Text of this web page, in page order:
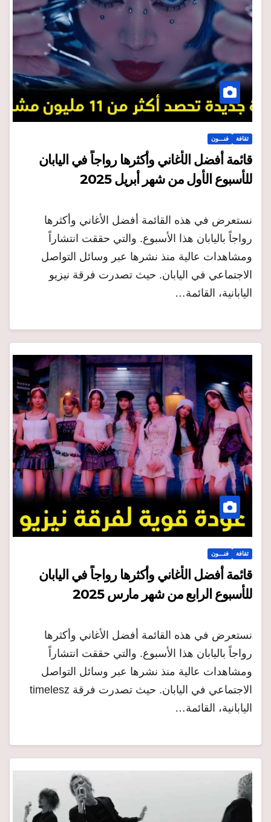
ثقافة فنـــون
قائمة أفضل الأغاني وأكثرها رواجاً في اليابان
للأسبوع الأول من شهر أبريل 2025
نستعرض في هذه القائمة أفضل الأغاني وأكثرها
رواجاً باليابان هذا الأسبوع. والتي حققت انتشاراً
ومشاهدات عالية منذ نشرها عبر وسائل التواصل
الاجتماعي في اليابان. حيث تصدرت فرقة نيزيو
اليابانية، القائمة…
ثقافة فنـــون
قائمة أفضل الأغاني وأكثرها رواجاً في اليابان
للأسبوع الرابع من شهر مارس 2025
نستعرض في هذه القائمة أفضل الأغاني وأكثرها
رواجاً باليابان هذا الأسبوع. والتي حققت انتشاراً
ومشاهدات عالية منذ نشرها عبر وسائل التواصل
الاجتماعي في اليابان. حيث تصدرت فرقة timelesz
اليابانية، القائمة…